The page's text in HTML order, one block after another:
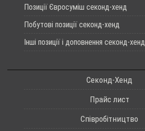
Позиції Євросуміш секонд-хенд
Побутові позиції секонд-хенд
Інші позиції і доповнення секонд-хенд
Секонд-Хенд
Прайс лист
Співробітництво